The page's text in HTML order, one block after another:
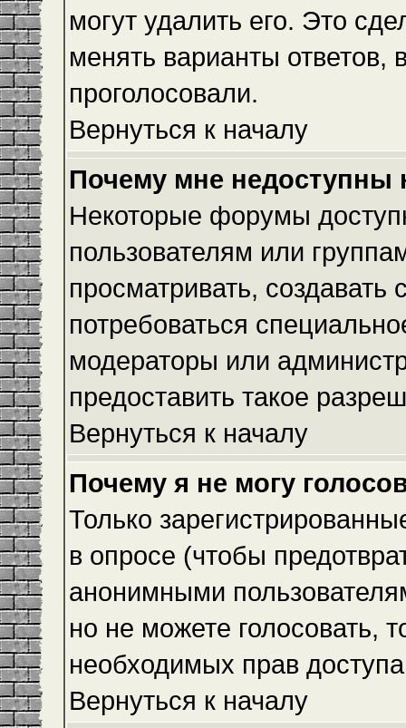
могут удалить его. Это
менять варианты ответов,
проголосовали.
Вернуться к началу
Почему мне
Некоторые форумы
пользователям или
просматривать,
потребоваться
модераторы или
предоставить такое
Вернуться к началу
Почему я не могу
Только
в опросе (чтобы
анонимными
но не можете голосовать,
необходимых прав
Вернуться к началу